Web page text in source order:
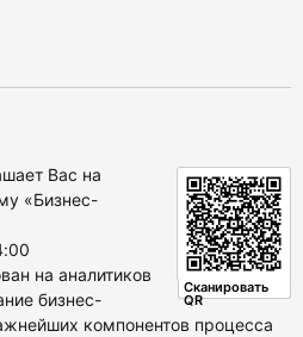
Сканировать
QR
Вас на
«Бизнес-
на аналитиков
бизнес-
компонентов процесса